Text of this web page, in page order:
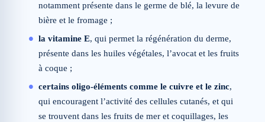
notamment présente dans le germe de blé, la levure de
bière et le fromage ;
la vitamine E, qui permet la régénération du derme,
présente dans les huiles végétales, l’avocat et les fruits
à coque ;
certains oligo-éléments comme le cuivre et le zinc,
qui encouragent l’activité des cellules cutanés, et qui
se trouvent dans les fruits de mer et coquillages, les